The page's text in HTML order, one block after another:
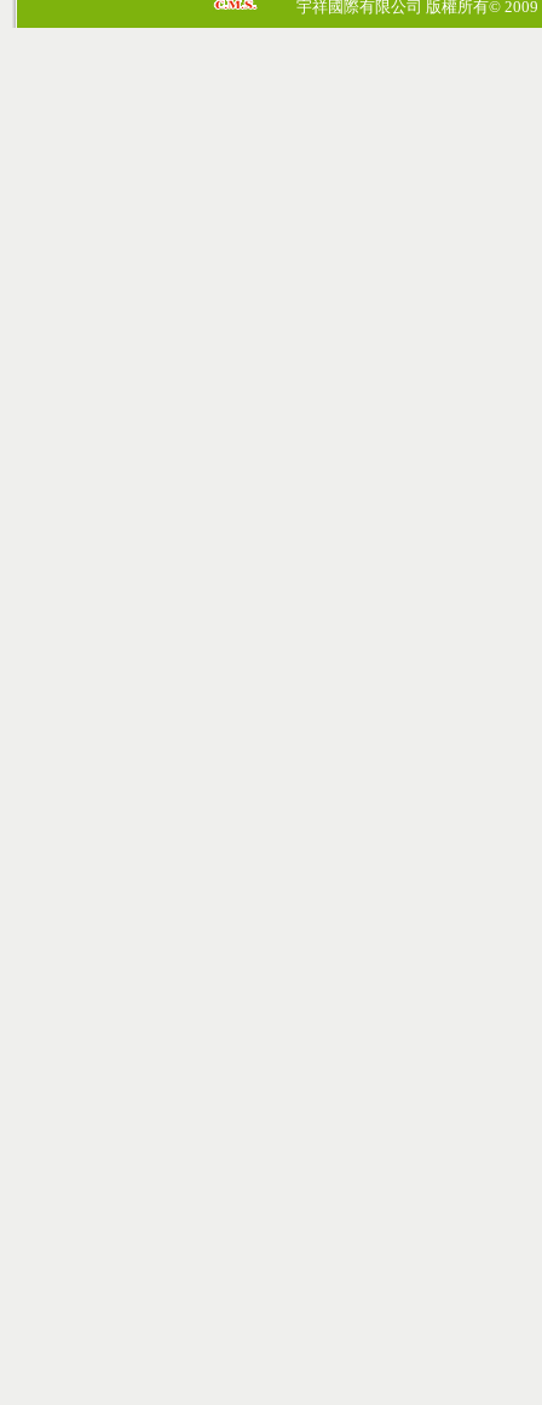
宇祥國際有限公司 版權所有© 2009